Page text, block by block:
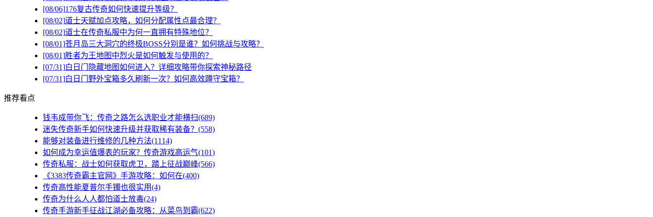
[08/06]176复古传奇如何快速提升等级？
[08/02]道士天赋加点攻略，如何分配属性点最合理？
[08/02]道士在传奇私服中为何一直拥有特殊地位？
[08/01]苍月岛三大洞穴的终极BOSS分别是谁？如何挑战与攻略？
[08/01]胜者为王地图中烈火是如何触发与使用的？
[07/31] 白日门隐藏地图如何进入？详细攻略带你探索神秘路径
[07/31] 白日门野外宝箱多久刷新一次？如何高效蹲守宝箱？
推荐看点
钱韦成带你飞：传奇之路怎么选职业才能横扫(689)
迷失传奇新手如何快速升级并获取稀有装备？(558)
能够对装备进行维修的几种方法(1114)
如何成为幸运值爆表的玩家？传奇游戏高运气(101)
传奇私服：战士如何获取虎卫，踏上征战巅峰(566)
《3383传奇霸主官网》手游攻略：如何在(400)
传奇高性能夏普尔手镯也很实用(4)
传奇为什么人人都怕道士放毒(24)
传奇手游新手征战江湖必备攻略：从菜鸟到霸(622)